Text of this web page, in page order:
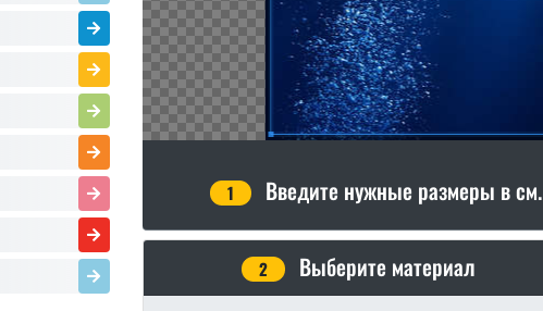
1 Введите нужные размеры в см.
2 Выберите материал